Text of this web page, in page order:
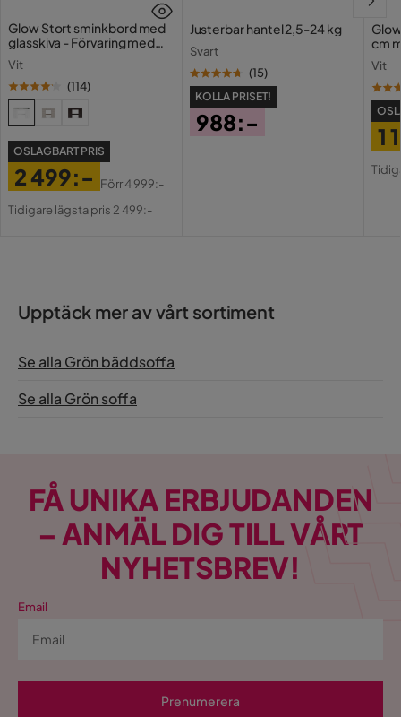
Utdragbar dagbädd
Färg Grön
Fotpall ingår Nej
Bäddriktning
Glow Stort sminkbord med
glasskiva - Förvaring med
Vit
(114)
OSLAGBART PRIS
Pris
2 499:-
Original
Förr4 999:-
Tidigare lägsta pris 2 499:-
Justerbar hantel 2,5-24 kg
Svart
(15)
KOLLA PRISET!
988:-
cm
Vit
1
Upptäck mer av vårt sortiment
Se alla Grön bäddsoffa
Se alla Grön soffa
FÅ UNIKA ERBJUDANDEN
– ANMÄL DIG TILL VÅRT
NYHETSBREV!
Email
Prenumerera